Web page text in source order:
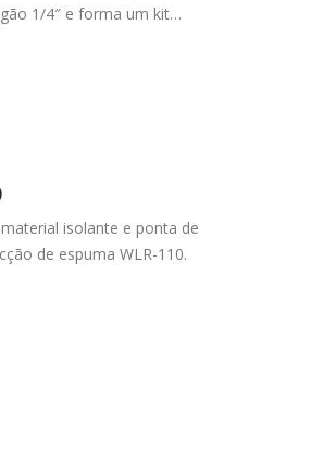
1/4″ e forma um kit…
isolante e ponta de
de espuma WLR-110.